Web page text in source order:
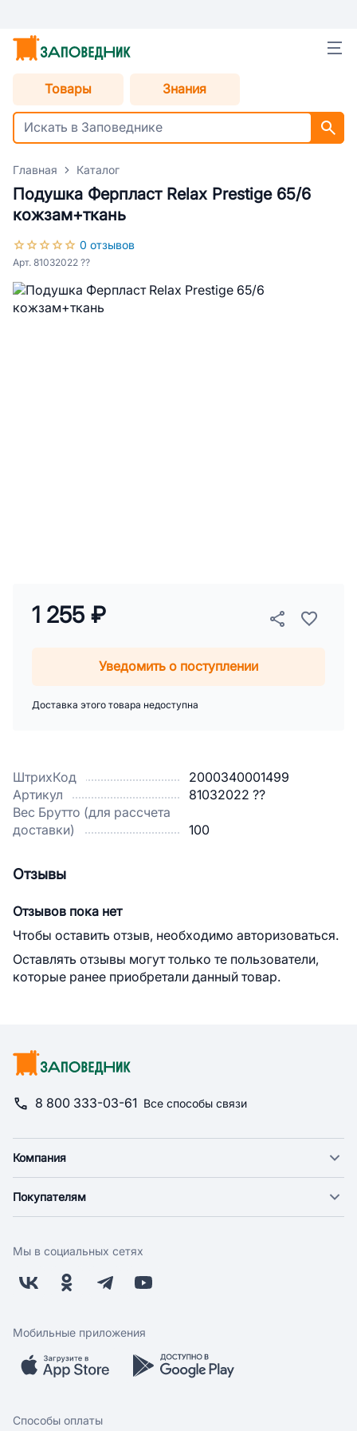
Товары Знания
Главная Каталог
Подушка Ферпласт Relax Prestige 65/6
кожзам+ткань
0 отзывов
Арт. 81032022 ??
ШтрихКод
2000340001499
Артикул
81032022 ??
Вес Брутто (для рассчета
доставки)
100
1 255 ₽
Уведомить о поступлении
Доставка этого товара недоступна
Отзывы
Отзывов пока нет
Чтобы оставить отзыв, необходимо авторизоваться.
Оставлять отзывы могут только те пользователи,
которые ранее приобретали данный товар.
8 800 333-03-61 Все способы связи
Компания
Новости
Поставщикам
Заводчикам
Обратная связь
Покупателям
Оплата
Бонусная программа
Скидки и акции
Мобильное приложение
Мы в социальных сетях
Мобильные приложения
Способы оплаты